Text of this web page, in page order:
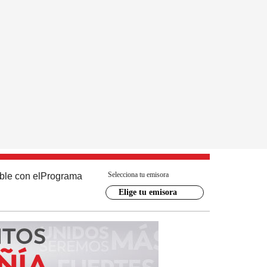
con el Programa Selecciona tu emisora
Elige tu emisora